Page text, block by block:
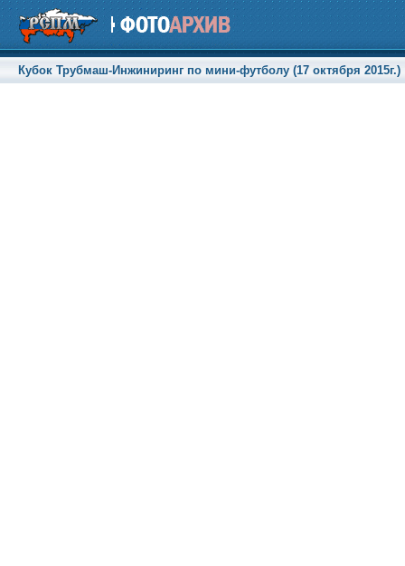
Кубок Трубмаш-Инжиниринг по мини-футболу (17 октября 2015г.)